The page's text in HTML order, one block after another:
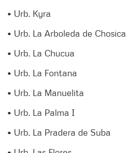
• Urb. Kyra
• Urb. La Arboleda de Chosica
• Urb. La Chucua
• Urb. La Fontana
• Urb. La Manuelita
• Urb. La Palma I
• Urb. La Pradera de Suba